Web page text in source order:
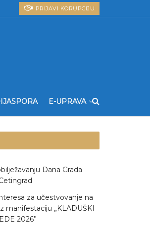
PRIJAVI KORUPCIJU
E-UPRAVA
Dana Grada
za učestvovanje na
manifestaciju „KLADUŠKI
2026”